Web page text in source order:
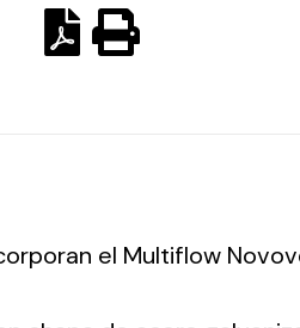
el Multiflow